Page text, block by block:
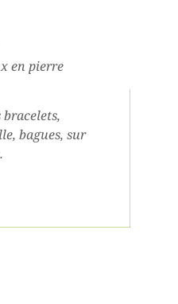
en pierre
bracelets,
bagues, sur